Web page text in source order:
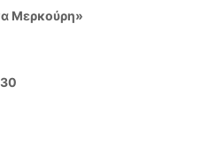
Μερκούρη»